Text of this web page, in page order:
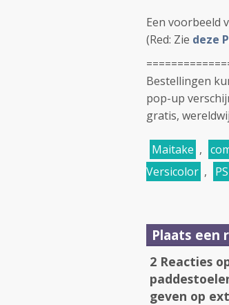
Een voorbeeld
(Red: Zie deze
Bestellingen
pop-up
gratis,
Maitake ,
Versicolor ,
Plaats een
2 Reacties
geven op